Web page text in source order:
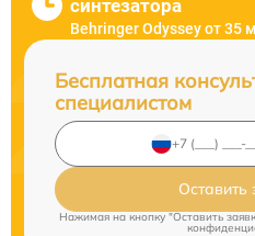
синтезатора
Behringer Odyssey от 35
Бесплатная
специалистом
Оставить
Нажимая на кнопку "Оставить